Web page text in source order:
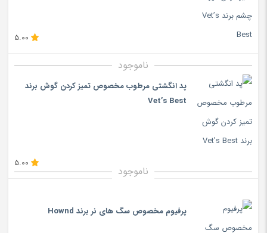
ناموجود
5.00
پد انگشتی مرطوب مخصوص تمیز کردن گوش برند
Vet’s Best
ناموجود
5.00
پرفیوم مخصوص سگ های نر برند Hownd